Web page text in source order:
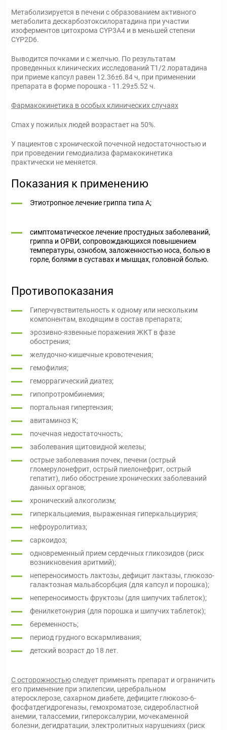
Метаболизируется в печени с образованием активного
метаболита дескарбоэтоксилоратадина при участии
изоферментов цитохрома CYP3A4 и в меньшей степени
CYP2D6.
Выводится почками и с желчью. По результатам
проведенных клинических исследований T1/2 лоратадина
при приеме капсул равен 12.36±6.84 ч, при применении
препарата в форме порошка - 11.29±5.52 ч.
Фармакокинетика в особых клинических случаях
Cmax у пожилых людей возрастает на 50%.
У пациентов с хронической почечной недостаточностью и
при проведении гемодиализа фармакокинетика
практически не меняется.
Показания к применению
Этиотропное лечение гриппа типа А;
симптоматическое лечение простудных заболеваний,
гриппа и ОРВИ, сопровождающихся повышением
температуры, ознобом, заложенностью носа, болью в
горле, болями в суставах и мышцах, головной болью.
Противопоказания
Гиперчувствительность к одному или нескольким
компонентам, входящим в состав препарата;
эрозивно-язвенные поражения ЖКТ в фазе
обострения;
желудочно-кишечные кровотечения;
гемофилия;
геморрагический диатез;
гипопротромбинемия;
портальная гипертензия;
авитаминоз К;
почечная недостаточность;
заболевания щитовидной железы;
острые заболевания почек, печени (острый
гломерулонефрит, острый пиелонефрит, острый
гепатит), либо обострение хронических заболеваний
данных органов;
хронический алкоголизм;
гиперкальциемия, выраженная гиперкальциурия;
нефроуролитиаз;
саркоидоз;
одновременный прием сердечных гликозидов (риск
возникновения аритмий);
непереносимость лактозы, дефицит лактазы, глюкозо-
галактозная мальабсорбция (для капсул и порошка);
непереносимость фруктозы (для шипучих таблеток);
фенилкетонурия (для порошка и шипучих таблеток);
беременность;
период грудного вскармливания;
детский возраст до 18 лет.
С осторожностьюследует применять препарат и ограничить
его применение при эпилепсии, церебральном
атеросклерозе, сахарном диабете, дефиците глюкозо-6-
фосфатдегидрогеназы, гемохроматозе, сидеробластной
анемии, талассемии, гипероксалурии, мочекаменной
болезни, дегидратации, электролитных нарушениях (риск